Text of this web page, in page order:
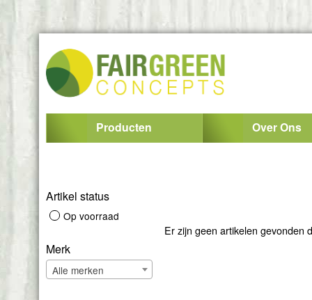
Producten Over Ons
Artikel status
Op voorraad
Merk
Alle merken
Er zijn geen artikelen gevonden